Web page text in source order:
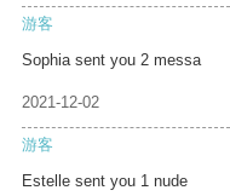
游客
Sophia sent you 2 messa
2021-12-02
游客
Estelle sent you 1 nude